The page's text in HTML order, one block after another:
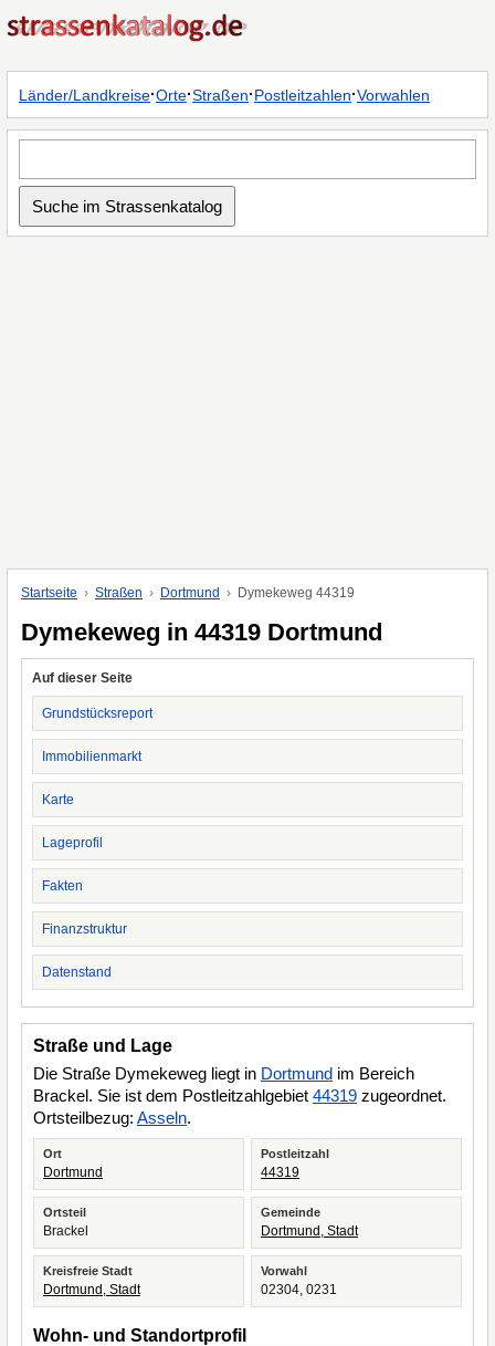
Länder/Landkreise·Orte·Straßen·Postleitzahlen·Vorwahlen
Startseite Straßen Dortmund Dymekeweg 44319
Dymekeweg in 44319 Dortmund
Auf dieser Seite
Grundstücksreport
Immobilienmarkt
Karte
Lageprofil
Fakten
Finanzstruktur
Datenstand
Straße und Lage
Die Straße Dymekeweg liegt in Dortmund im Bereich
Brackel. Sie ist dem Postleitzahlgebiet 44319 zugeordnet.
Ortsteilbezug: Asseln.
Ort
Dortmund
Postleitzahl
44319
Ortsteil
Brackel
Gemeinde
Dortmund, Stadt
Kreisfreie Stadt
Dortmund, Stadt
Vorwahl
02304, 0231
Wohn- und Standortprofil